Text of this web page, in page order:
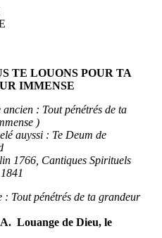
TE LOUONS POUR TA
IMMENSE
: Tout pénétrés de ta
)
: Te Deum de
Cantiques Spirituels
pénétrés de ta grandeur
A. Louange de Dieu, le